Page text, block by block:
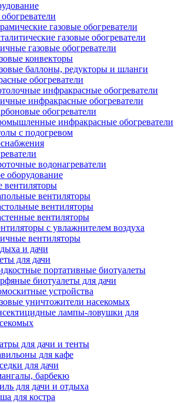
газовые обогреватели
газовые обогреватели
газовые обогреватели
конвекторы
баллоны, редукторы и шланги
обогреватели
инфракрасные обогреватели
инфракрасные обогреватели
обогреватели
инфракрасные обогреватели
с подогревом
водонагреватели
оборудование
вентиляторы
вентиляторы
вентиляторы
вентиляторы
с увлажнителем воздуха
вентиляторы
и дачи
для дачи
портативные биотуалеты
биотуалеты для дачи
устройства
уничтожители насекомых
лампы-ловушки для
для дачи и тенты
для кафе
для дачи
барбекю
для дачи и отдыха
для костра